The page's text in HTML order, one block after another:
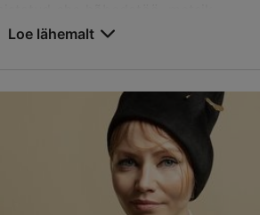
Loe lähemalt